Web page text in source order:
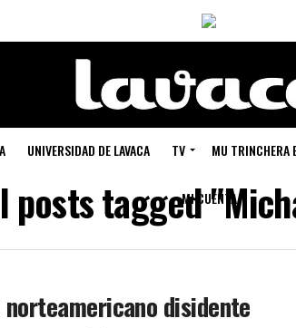
UNIVERSIDAD DE LAVACA TV MU TRINCHERA
MI CUENTA
posts tagged
disidente